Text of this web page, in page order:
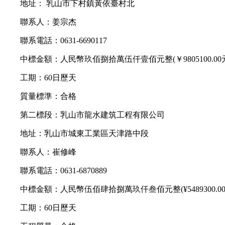
地址： 乳山市下村鎮黃依臺村北
聯系人：姜宗杰
聯系電話：0631-6690117
中標金額：人民幣玖佰捌拾萬伍仟壹佰元整(￥9805100.00
工期：60日歷天
質量標準：合格
第二標段：乳山市龍水建筑工程有限公司
地址：乳山市城東工業區天津路中段
聯系人：崔修峰
聯系電話：0631-6870889
中標金額：人民幣伍佰肆拾捌萬玖仟叁佰元整
工期：60日歷天